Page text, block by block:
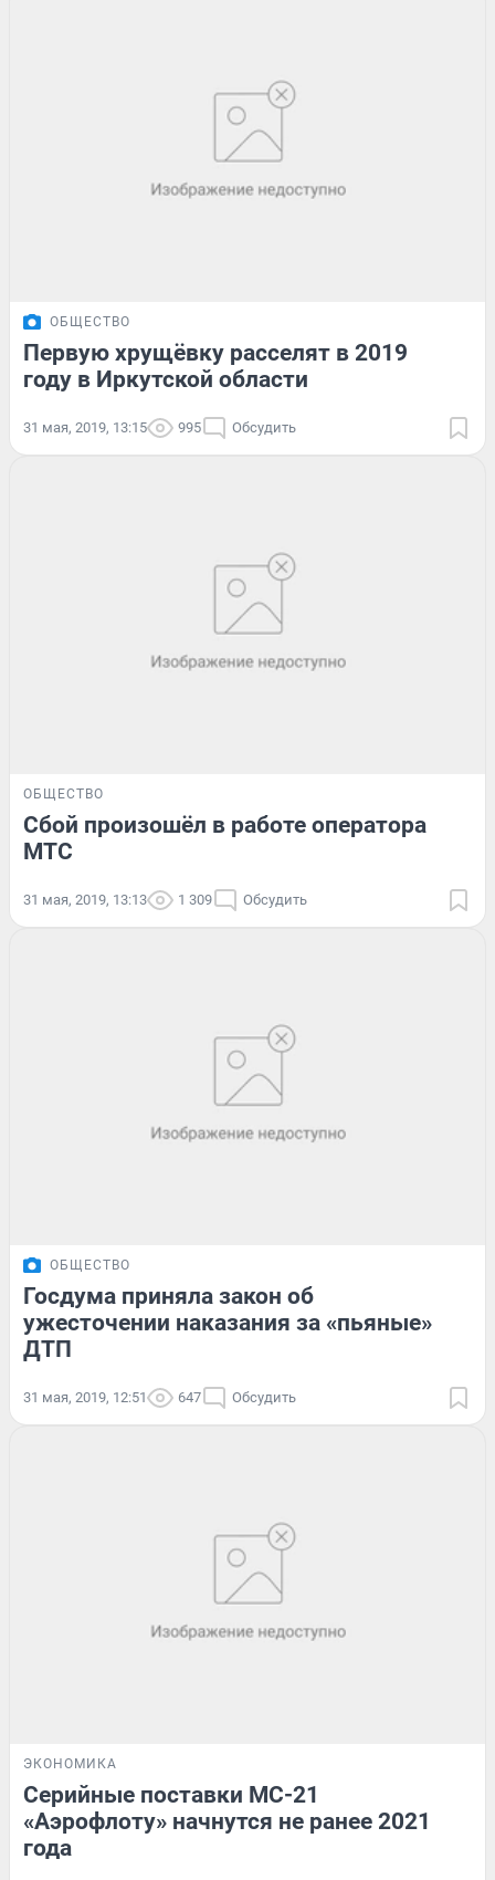
ОБЩЕСТВО
Первую хрущёвку расселят в 2019
году в Иркутской области
31 мая, 2019, 13:15 995 Обсудить
ОБЩЕСТВО
Сбой произошёл в работе оператора
МТС
31 мая, 2019, 13:13 1 309 Обсудить
ОБЩЕСТВО
Госдума приняла закон об
ужесточении наказания за «пьяные»
ДТП
31 мая, 2019, 12:51 647 Обсудить
ЭКОНОМИКА
Серийные поставки МС-21
«Аэрофлоту» начнутся не ранее 2021
года